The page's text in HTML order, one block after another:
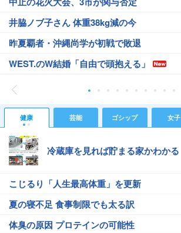
井脇ノブ子さん 体重38kg減の今
昨夏覇者・沖縄尚学が初戦で敗退
WEST.のW結婚「自由で頭抱える」
健康 芸能 ゴシップ 女子
冷蔵庫を見れば貯まる家かわかる
こじるり「人生最高体重」を更新
夏の寝不足 食事制限でも太る訳
体臭の原因 プロテインの可能性